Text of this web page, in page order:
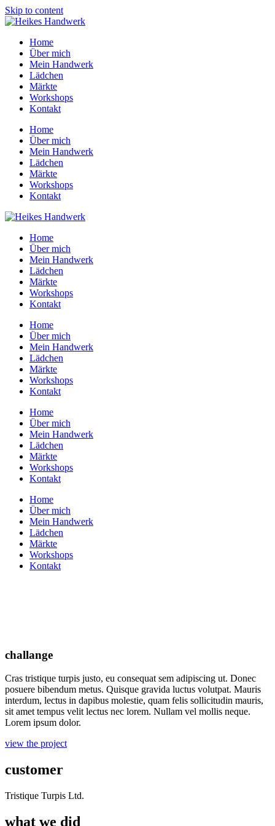
Skip to content
Home
Über mich
Mein Handwerk
Lädchen
Märkte
Workshops
Kontakt
Home
Über mich
Mein Handwerk
Lädchen
Märkte
Workshops
Kontakt
Home
Über mich
Mein Handwerk
Lädchen
Märkte
Workshops
Kontakt
Home
Über mich
Mein Handwerk
Lädchen
Märkte
Workshops
Kontakt
Home
Über mich
Mein Handwerk
Lädchen
Märkte
Workshops
Kontakt
Home
Über mich
Mein Handwerk
Lädchen
Märkte
Workshops
Kontakt
challange
Cras tris­tique tur­pis jus­to, eu con­se­quat sem adi­pi­scing ut. Donec
posue­re biben­dum metus. Quis­que gra­vi­da luc­tus volut­pat. Mau­ris
inter­dum, lec­tus in dapi­bus moles­tie, quam felis sol­li­ci­tu­din mau­ris,
sit amet tem­pus velit lec­tus nec lorem. Null­am vel mol­lis neque.
Lorem ipsum dolor.
view the project
customer
Tris­tique Tur­pis Ltd.
what we did